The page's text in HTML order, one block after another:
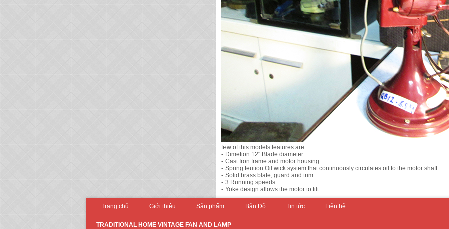
few of this models features are:
- Dimetion 12" Blade diameter
- Cast Iron frame and motor housing
- Spring teution Oil wick system that continuously circulates oil to the motor shaft
- Solid brass blate, guard and trim
- 3 Running speeds
- Yoke design allows the motor to tilt
Trang chủ Giới thiệu Sản phẩm Bản Đồ Tin tức Liên hệ
TRADITIONAL HOME VINTAGE FAN AND LAMP